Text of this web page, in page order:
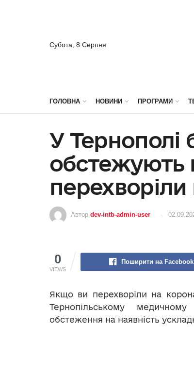
Субота, 8 Серпня
ГОЛОВНА НОВИНИ ПРОГРАМИ
У Тернополі
обстежують
перехворіли
Автор dev-intb-admin-user
0
VIEWS
Поширити на Facebook
Якщо ви перехворіли на
Тернопільському
обстеження на наявність